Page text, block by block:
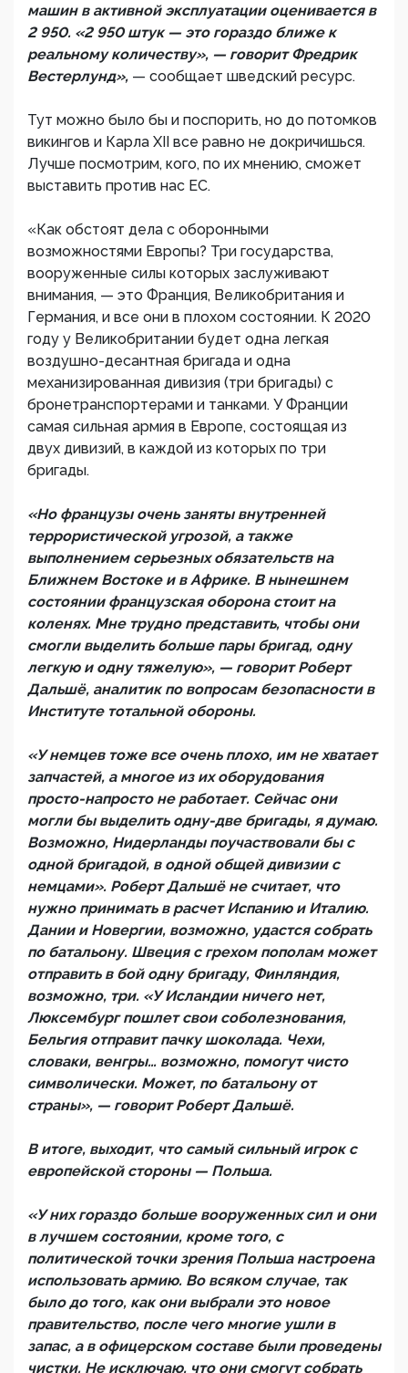
машин в активной эксплуатации оценивается в
2 950. «2 950 штук — это гораздо ближе к
реальному количеству», — говорит Фредрик
Вестерлунд», — сообщает шведский ресурс.
Тут можно было бы и поспорить, но до потомков
викингов и Карла XII все равно не докричишься.
Лучше посмотрим, кого, по их мнению, сможет
выставить против нас ЕС.
«Как обстоят дела с оборонными
возможностями Европы? Три государства,
вооруженные силы которых заслуживают
внимания, — это Франция, Великобритания и
Германия, и все они в плохом состоянии. К 2020
году у Великобритании будет одна легкая
воздушно-десантная бригада и одна
механизированная дивизия (три бригады) с
бронетранспортерами и танками. У Франции
самая сильная армия в Европе, состоящая из
двух дивизий, в каждой из которых по три
бригады.
«Но французы очень заняты внутренней
террористической угрозой, а также
выполнением серьезных обязательств на
Ближнем Востоке и в Африке. В нынешнем
состоянии французская оборона стоит на
коленях. Мне трудно представить, чтобы они
смогли выделить больше пары бригад, одну
легкую и одну тяжелую», — говорит Роберт
Дальшё, аналитик по вопросам безопасности в
Институте тотальной обороны.
«У немцев тоже все очень плохо, им не хватает
запчастей, а многое из их оборудования
просто-напросто не работает. Сейчас они
могли бы выделить одну-две бригады, я думаю.
Возможно, Нидерланды поучаствовали бы с
одной бригадой, в одной общей дивизии с
немцами». Роберт Дальшё не считает, что
нужно принимать в расчет Испанию и Италию.
Дании и Новергии, возможно, удастся собрать
по батальону. Швеция с грехом пополам может
отправить в бой одну бригаду, Финляндия,
возможно, три. «У Исландии ничего нет,
Люксембург пошлет свои соболезнования,
Бельгия отправит пачку шоколада. Чехи,
словаки, венгры… возможно, помогут чисто
символически. Может, по батальону от
страны», — говорит Роберт Дальшё.
В итоге, выходит, что самый сильный игрок с
европейской стороны — Польша.
«У них гораздо больше вооруженных сил и они
в лучшем состоянии, кроме того, с
политической точки зрения Польша настроена
использовать армию. Во всяком случае, так
было до того, как они выбрали это новое
правительство, после чего многие ушли в
запас, а в офицерском составе были проведены
чистки. Не исключаю, что они смогут собрать